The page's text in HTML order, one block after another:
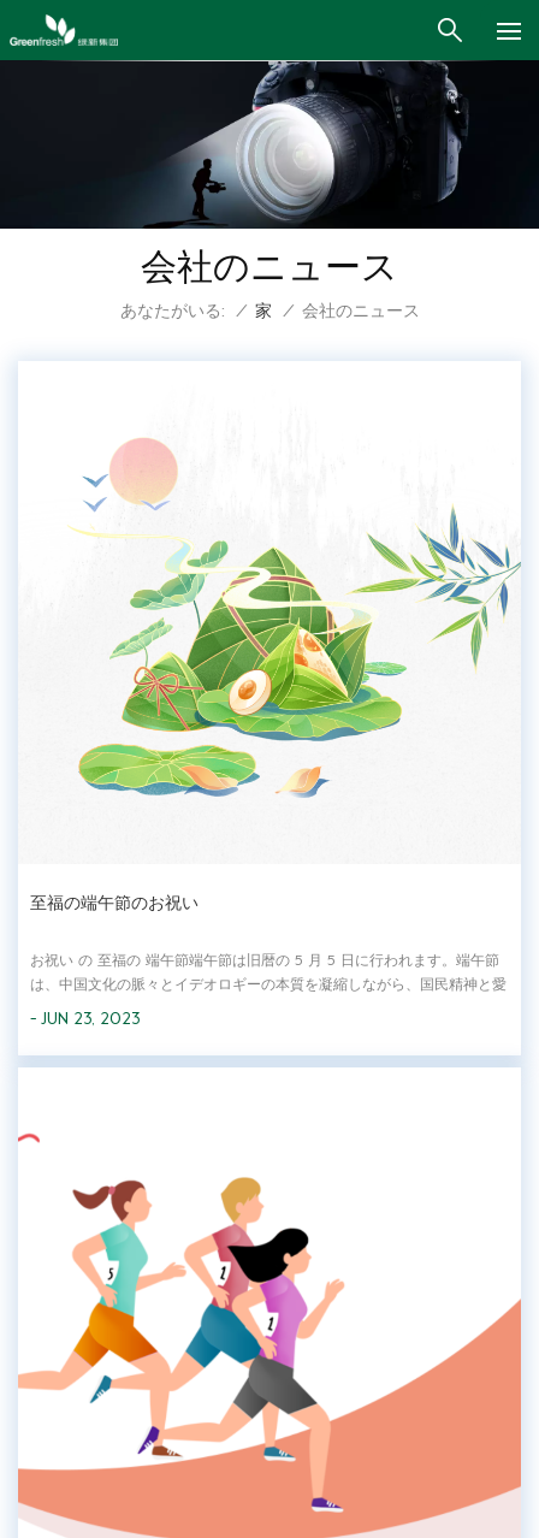
会社のニュース
あなたがいる: / 家 / 会社のニュース
至福の端午節のお祝い
お祝い の 至福の 端午節端午節は旧暦の 5 月 5 日に行われます。端午節
は、中国文化の脈々とイデオロギーの本質を凝縮しながら、国民精神と愛
国心を継承し、促進する媒体です。 竹の葉の香りともち米が一緒にやっ
化、 経験 伝統的な...
- JUN 23, 2023